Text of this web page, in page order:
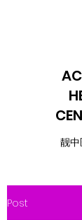
靓中
Post